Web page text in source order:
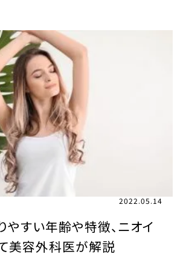
2022.05.14
やすい年齢や特徴、ニオイ
美容外科医が解説